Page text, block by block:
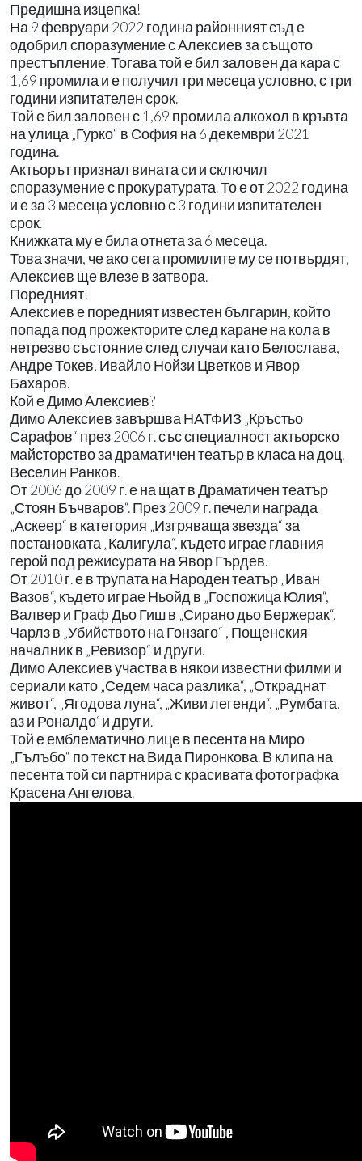
Предишна изцепка!
На 9 февруари 2022 година районният съд е
одобрил споразумение с Алексиев за същото
престъпление. Тогава той е бил заловен да кара с
1,69 промила и е получил три месеца условно, с три
години изпитателен срок.
Той е бил заловен с 1,69 промила алкохол в кръвта
на улица „Гурко“ в София на 6 декември 2021
година.
Актьорът признал вината си и сключил
споразумение с прокуратурата. То е от 2022 година
и е за 3 месеца условно с 3 години изпитателен
срок.
Книжката му е била отнета за 6 месеца.
Това значи, че ако сега промилите му се потвърдят,
Алексиев ще влезе в затвора.
Поредният!
Алексиев е поредният известен българин, който
попада под прожекторите след каране на кола в
нетрезво състояние след случаи като Белослава,
Андре Токев, Ивайло Нойзи Цветков и Явор
Бахаров.
Кой е Димо Алексиев?
Димо Алексиев завършва НАТФИЗ „Кръстьо
Сарафов“ през 2006 г. със специалност актьорско
майсторство за драматичен театър в класа на доц.
Веселин Ранков.
От 2006 до 2009 г. е на щат в Драматичен театър
„Стоян Бъчваров“. През 2009 г. печели награда
„Аскеер“ в категория „Изгряваща звезда“ за
постановката „Калигула“, където играе главния
герой под режисурата на Явор Гърдев.
От 2010 г. е в трупата на Народен театър „Иван
Вазов“, където играе Ньойд в „Госпожица Юлия“,
Валвер и Граф Дьо Гиш в „Сирано дьо Бержерак“,
Чарлз в „Убийството на Гонзаго“ , Пощенския
началник в „Ревизор“ и други.
Димо Алексиев участва в някои известни филми и
сериали като „Седем часа разлика“, „Откраднат
живот“, „Ягодова луна“, „Живи легенди“, „Румбата,
аз и Роналдо‘ и други.
Той е емблематично лице в песента на Миро
„Гълъбо“ по текст на Вида Пиронкова. В клипа на
песента той си партнира с красивата фотографка
Красена Ангелова.